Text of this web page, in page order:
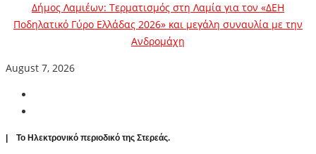
Δήμος Λαμιέων: Τερματισμός στη Λαμία για τον «ΔΕΗ
Ποδηλατικό Γύρο Ελλάδας 2026» και μεγάλη συναυλία με την
Ανδρομάχη
August 7, 2026
| To Ηλεκτρονικό περιοδικό της Στερεάς.